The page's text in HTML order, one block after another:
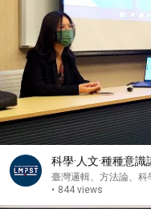
科學·人文·種種意
臺灣邏輯、方法論、科
• 844 views